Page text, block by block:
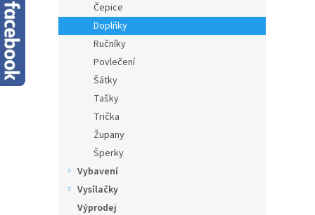
n
Čepice
Doplňky
Ručníky
Povlečení
Šátky
Tašky
Trička
Župany
Šperky
Vybavení
Vysílačky
Výprodej